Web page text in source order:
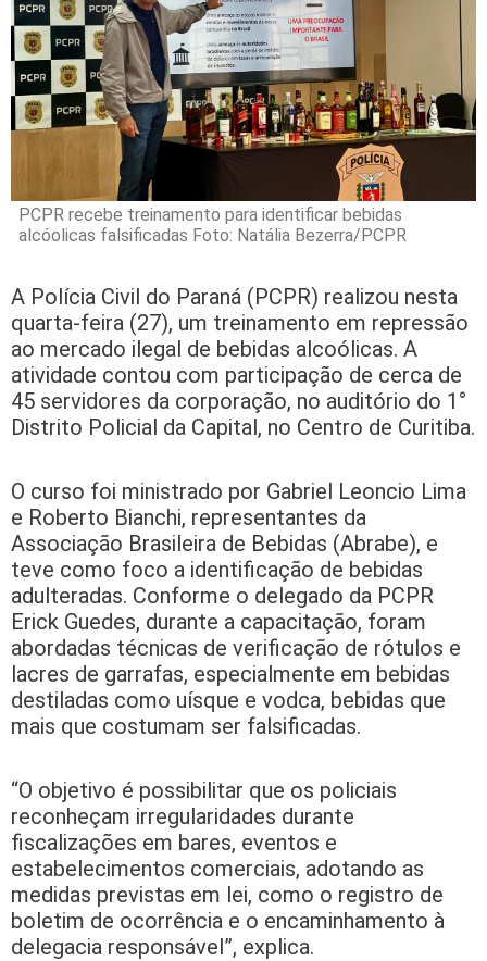
PCPR recebe treinamento para identificar bebidas
alcóolicas falsificadas Foto: Natália Bezerra/PCPR
A Polícia Civil do Paraná (PCPR) realizou nesta
quarta-feira (27), um treinamento em repressão
ao mercado ilegal de bebidas alcoólicas. A
atividade contou com participação de cerca de
45 servidores da corporação, no auditório do 1°
Distrito Policial da Capital, no Centro de Curitiba.
O curso foi ministrado por Gabriel Leoncio Lima
e Roberto Bianchi, representantes da
Associação Brasileira de Bebidas (Abrabe), e
teve como foco a identificação de bebidas
adulteradas. Conforme o delegado da PCPR
Erick Guedes, durante a capacitação, foram
abordadas técnicas de verificação de rótulos e
lacres de garrafas, especialmente em bebidas
destiladas como uísque e vodca, bebidas que
mais que costumam ser falsificadas.
“O objetivo é possibilitar que os policiais
reconheçam irregularidades durante
fiscalizações em bares, eventos e
estabelecimentos comerciais, adotando as
medidas previstas em lei, como o registro de
boletim de ocorrência e o encaminhamento à
delegacia responsável”, explica.